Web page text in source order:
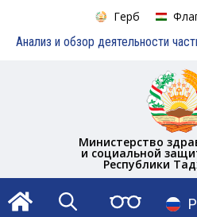
Герб
Министерство
и социальной
Республики